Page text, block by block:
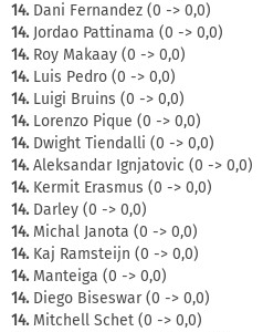
14.Dani Fernandez (0 -> 0,0)
14.Jordao Pattinama (0 -> 0,0)
14.Roy Makaay (0 -> 0,0)
14.Luis Pedro (0 -> 0,0)
14.Luigi Bruins (0 -> 0,0)
14.Lorenzo Pique (0 -> 0,0)
14.Dwight Tiendalli (0 -> 0,0)
14.Aleksandar Ignjatovic (0 -> 0,0)
14.Kermit Erasmus (0 -> 0,0)
14.Darley (0 -> 0,0)
14.Michal Janota (0 -> 0,0)
14.Kaj Ramsteijn (0 -> 0,0)
14.Manteiga (0 -> 0,0)
14.Diego Biseswar (0 -> 0,0)
14.Mitchell Schet (0 -> 0,0)